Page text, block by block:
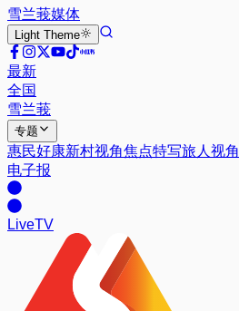
雪兰莪媒体
Light Theme
最新
全国
雪兰莪
专题
惠民好康新村视角焦点特写旅人视角
电子报
LiveTV